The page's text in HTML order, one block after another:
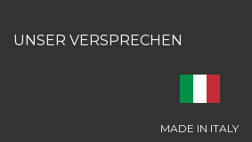
UNSER VERSPRECHEN
MADE IN ITALY